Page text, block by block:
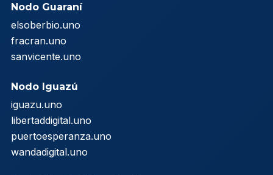
Nodo Guaraní
elsoberbio.uno
fracran.uno
sanvicente.uno
Nodo Iguazú
iguazu.uno
libertaddigital.uno
puertoesperanza.uno
wandadigital.uno